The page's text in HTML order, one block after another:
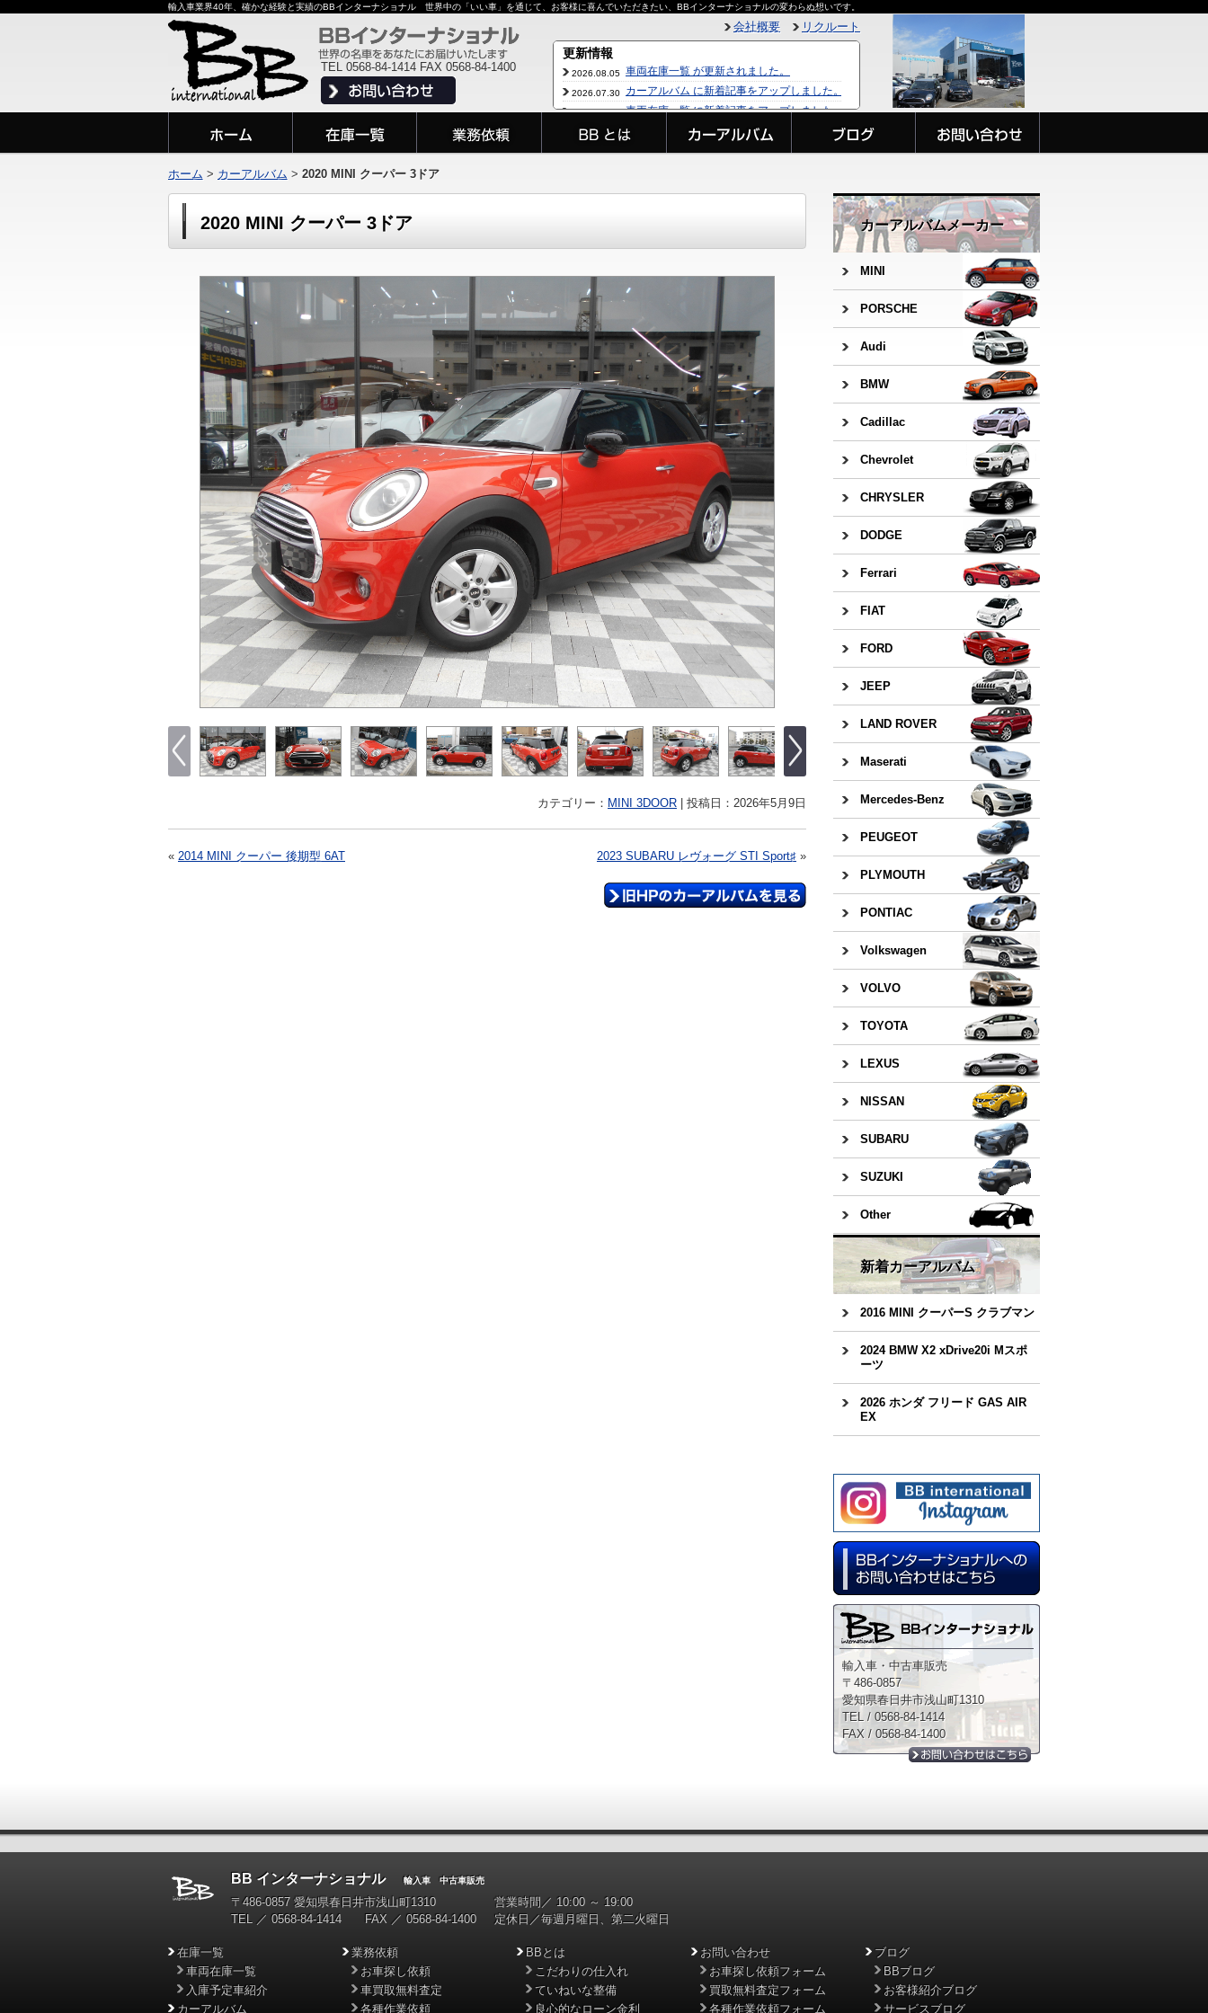
輸入車業界40年、確かな経験と実績のBBインターナショナル 世界中の「いい車」を通じて、お客様に喜んでいただきたい、BBインターナショナルの変わらぬ想いです。
TEL 0568-84-1414 FAX 0568-84-1400
会社概要 リクルート
2020 MINI クーパー 3ドア
カテゴリー： MINI 3DOOR | 投稿日：2026年5月9日
« 2014 MINI クーパー 後期型 6AT 2023 SUBARU レヴォーグ STI Sport♯ »
カーアルバムメーカー
MINI
PORSCHE
Audi
BMW
Cadillac
Chevrolet
CHRYSLER
DODGE
Ferrari
FIAT
FORD
JEEP
LAND ROVER
Maserati
Mercedes-Benz
PEUGEOT
PLYMOUTH
PONTIAC
Volkswagen
VOLVO
TOYOTA
LEXUS
NISSAN
SUBARU
SUZUKI
Other
新着カーアルバム
2016 MINI クーパーS クラブマン
2024 BMW X2 xDrive20i Mスポ
ーツ
2026 ホンダ フリード GAS AIR
EX
輸入車・中古車販売
〒486-0857
愛知県春日井市浅山町1310
TEL / 0568-84-1414
FAX / 0568-84-1400
ホーム > カーアルバム > 2020 MINI クーパー 3ドア
BB インターナショナル輸入車 中古車販売
〒486-0857 愛知県春日井市浅山町1310
TEL ／ 0568-84-1414 FAX ／ 0568-84-1400
営業時間／ 10:00 ～ 19:00
定休日／毎週月曜日、第二火曜日
在庫一覧
車両在庫一覧
入庫予定車紹介
カーアルバム
業務依頼
お車探し依頼
車買取無料査定
各種作業依頼
BBとは
こだわりの仕入れ
ていねいな整備
良心的なローン金利
お問い合わせ
お車探し依頼フォーム
買取無料査定フォーム
各種作業依頼フォーム
ブログ
BBブログ
お客様紹介ブログ
サービスブログ